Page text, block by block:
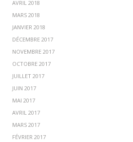
AVRIL 2018
MARS 2018
JANVIER 2018
DÉCEMBRE 2017
NOVEMBRE 2017
OCTOBRE 2017
JUILLET 2017
JUIN 2017
MAI 2017
AVRIL 2017
MARS 2017
FÉVRIER 2017